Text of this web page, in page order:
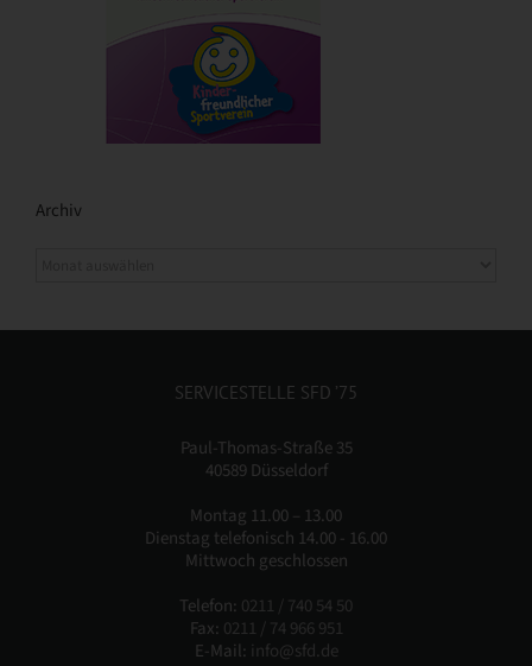
Archiv
SERVICESTELLE SFD ’75
Paul-Thomas-Straße 35
40589 Düsseldorf
Montag 11.00 – 13.00
Dienstag telefonisch 14.00 - 16.00
Mittwoch geschlossen
Telefon: 0211 / 740 54 50
Fax: 0211 / 74 966 951
E-Mail: info@sfd.de